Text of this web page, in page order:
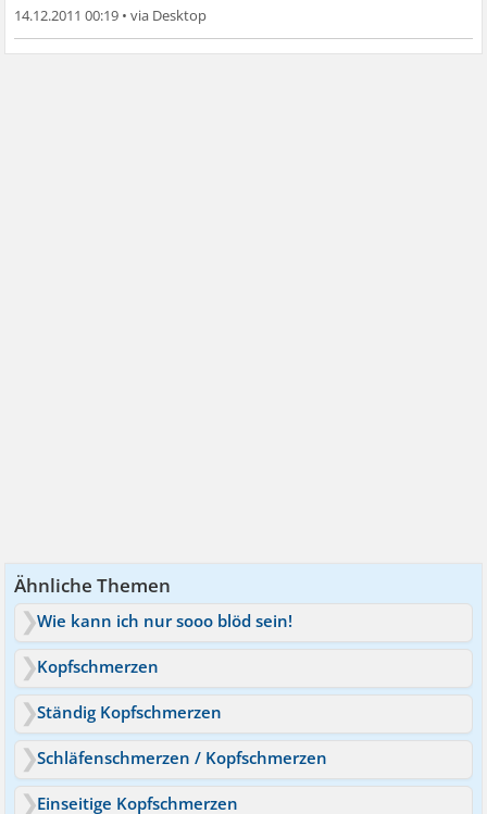
14.12.2011 00:19 •
Ähnliche Themen
Wie kann ich nur sooo blöd sein!
Kopfschmerzen
Ständig Kopfschmerzen
Schläfenschmerzen / Kopfschmerzen
Einseitige Kopfschmerzen